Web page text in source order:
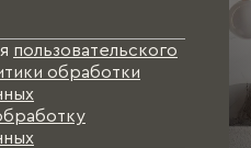
пользовательского
обработки